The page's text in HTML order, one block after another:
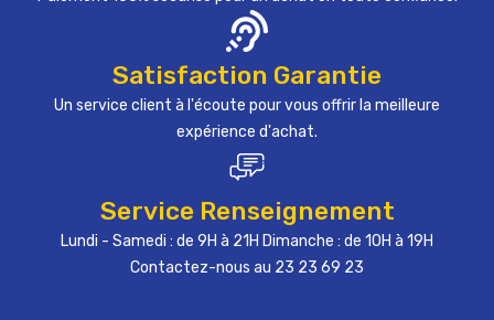
Satisfaction Garantie
Un service client à l'écoute pour vous offrir la meilleure
expérience d'achat.
Service Renseignement
Lundi - Samedi : de 9H à 21H Dimanche : de 10H à 19H
Contactez-nous au 23 23 69 23